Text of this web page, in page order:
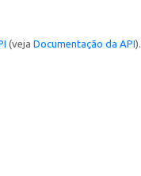
(veja Documentação da API).